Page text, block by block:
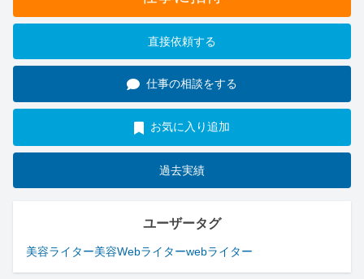
直接依頼する
仕事の相談をする
お気に入り追加
過去実績
ユーザータグ
美容ライター美容Webライターwebライター